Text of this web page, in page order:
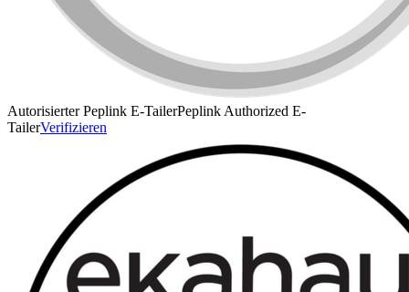
Autorisierter Peplink E-TailerPeplink Authorized E-
TailerVerifizieren